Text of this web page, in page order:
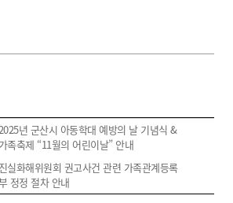
년 군산시 아동학대 예방의 날 기념식 &
가족축제 “11월의 어린이날” 안내
진실화해위원회 권고사건 관련 가족관계등록
정정 절차 안내